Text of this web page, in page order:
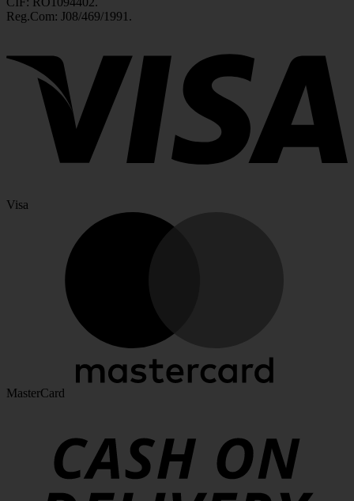
Reg.Com: J08/469/1991.
Visa
MasterCard